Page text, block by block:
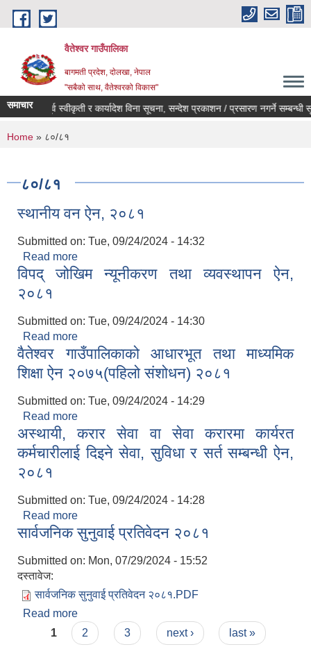
Skip to main content
वैतेश्वर गाउँपालिका
बागमती प्रदेश, दाेलखा, नेपाल
"सबैको साथ, वैतेश्वरको विकास"
समाचारपूर्व स्वीकृती र कार्यादेश विना सूचना, सन्देश प्रकाशन / प्रसारण नगर्ने सम्बन्धी
You are here
Home » ८०/८१
८०/८१
स्थानीय वन ऐन, २०८१
Submitted on: Tue, 09/24/2024 - 14:32
Read more
विपद् जोखिम न्यूनीकरण तथा व्यवस्थापन ऐन,
२०८१
Submitted on: Tue, 09/24/2024 - 14:30
Read more
वैतेश्वर गाउँपालिकाको आधारभूत तथा माध्यमिक
शिक्षा ऐन २०७५(पहिलो संशोधन) २०८१
Submitted on: Tue, 09/24/2024 - 14:29
Read more
शिक्षा ऐन २०७५(पहिलो संशोधन) २०८१
अस्थायी, करार सेवा वा सेवा करारमा कार्यरत
कर्मचारीलाई दिइने सेवा, सुविधा र सर्त सम्बन्धी ऐन,
२०८१
Submitted on: Tue, 09/24/2024 - 14:28
Read more
कर्मचारीलाई दिइने सेवा, सुविधा र सर्त सम्बन्धी ऐन, २०८१
सार्वजनिक सुनुवाई प्रतिवेदन २०८१
Submitted on: Mon, 07/29/2024 - 15:52
दस्तावेज:
सार्वजनिक सुनुवाई प्रतिवेदन २०८१.PDF
Read more
Pages
1 2 3 next › last »